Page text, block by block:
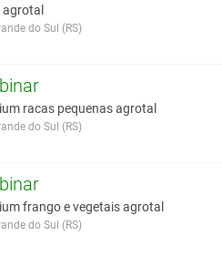
do Sul (RS)
racas pequenas agrotal
do Sul (RS)
frango e vegetais agrotal
do Sul (RS)